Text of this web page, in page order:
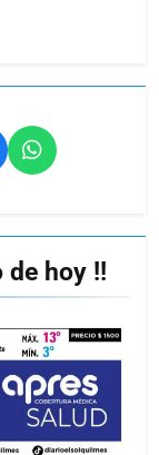
hoy !!